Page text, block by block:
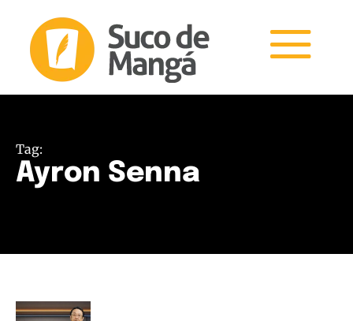
Tag:
Ayron Senna